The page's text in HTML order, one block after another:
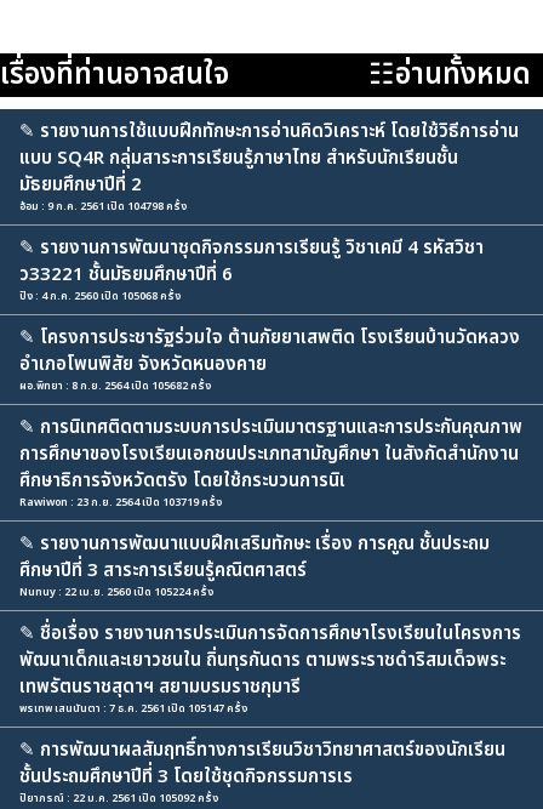
เรื่องที่ท่านอาจสนใจ ☷อ่านทั้งหมด
✎ รายงานการใช้แบบฝึกทักษะการอ่านคิดวิเคราะห์ โดยใช้วิธีการอ่าน
แบบ SQ4R กลุ่มสาระการเรียนรู้ภาษาไทย สำหรับนักเรียนชั้น
มัธยมศึกษาปีที่ 2
อ้อม : 9 ก.ค. 2561 เปิด 104798 ครั้ง
✎ รายงานการพัฒนาชุดกิจกรรมการเรียนรู้ วิชาเคมี 4 รหัสวิชา
ว33221 ชั้นมัธยมศึกษาปีที่ 6
ปิง : 4 ก.ค. 2560 เปิด 105068 ครั้ง
✎ โครงการประชารัฐร่วมใจ ต้านภัยยาเสพติด โรงเรียนบ้านวัดหลวง
อำเภอโพนพิสัย จังหวัดหนองคาย
ผอ.พิทยา : 8 ก.ย. 2564 เปิด 105682 ครั้ง
✎ การนิเทศติดตามระบบการประเมินมาตรฐานและการประกันคุณภาพ
การศึกษาของโรงเรียนเอกชนประเภทสามัญศึกษา ในสังกัดสำนักงาน
ศึกษาธิการจังหวัดตรัง โดยใช้กระบวนการนิเ
Rawiwon : 23 ก.ย. 2564 เปิด 103719 ครั้ง
✎ รายงานการพัฒนาแบบฝึกเสริมทักษะ เรื่อง การคูณ ชั้นประถม
ศึกษาปีที่ 3 สาระการเรียนรู้คณิตศาสตร์
Nunuy : 22 เม.ย. 2560 เปิด 105224 ครั้ง
✎ ชื่อเรื่อง รายงานการประเมินการจัดการศึกษาโรงเรียนในโครงการ
พัฒนาเด็กและเยาวชนใน ถิ่นทุรกันดาร ตามพระราชดำริสมเด็จพระ
เทพรัตนราชสุดาฯ สยามบรมราชกุมารี
พรเทพ เสนนันตา : 7 ธ.ค. 2561 เปิด 105147 ครั้ง
✎ การพัฒนาผลสัมฤทธิ์ทางการเรียนวิชาวิทยาศาสตร์ของนักเรียน
ชั้นประถมศึกษาปีที่ 3 โดยใช้ชุดกิจกรรมการเร
ปิยาภรณ์ : 22 ม.ค. 2561 เปิด 105092 ครั้ง